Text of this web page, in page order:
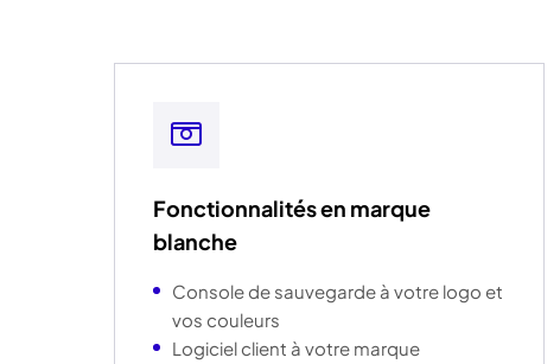
Fonctionnalités en marque
blanche
Console de sauvegarde à votre logo et
vos couleurs
Logiciel client à votre marque